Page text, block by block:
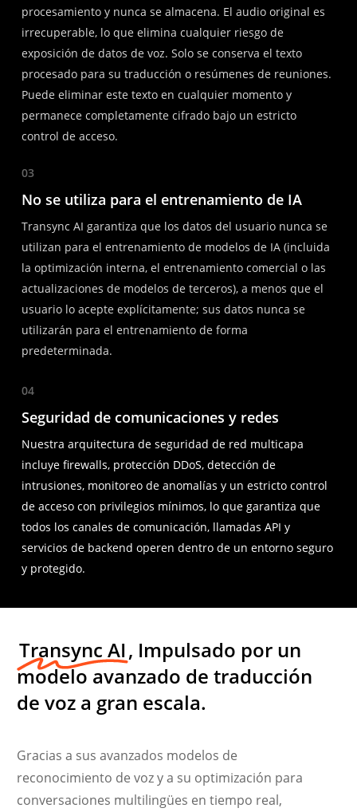
procesamiento y nunca se almacena. El audio original es
irrecuperable, lo que elimina cualquier riesgo de
exposición de datos de voz. Solo se conserva el texto
procesado para su traducción o resúmenes de reuniones.
Puede eliminar este texto en cualquier momento y
permanece completamente cifrado bajo un estricto
control de acceso.
03
No se utiliza para el entrenamiento de IA
Transync AI garantiza que los datos del usuario nunca se
utilizan para el entrenamiento de modelos de IA (incluida
la optimización interna, el entrenamiento comercial o las
actualizaciones de modelos de terceros), a menos que el
usuario lo acepte explícitamente; sus datos nunca se
utilizarán para el entrenamiento de forma
predeterminada.
04
Seguridad de comunicaciones y redes
Nuestra arquitectura de seguridad de red multicapa
incluye firewalls, protección DDoS, detección de
intrusiones, monitoreo de anomalías y un estricto control
de acceso con privilegios mínimos, lo que garantiza que
todos los canales de comunicación, llamadas API y
servicios de backend operen dentro de un entorno seguro
y protegido.
Transync AI, Impulsado por un
modelo avanzado de traducción
de voz a gran escala.
Gracias a sus avanzados modelos de
reconocimiento de voz y a su optimización para
conversaciones multilingües en tiempo real,